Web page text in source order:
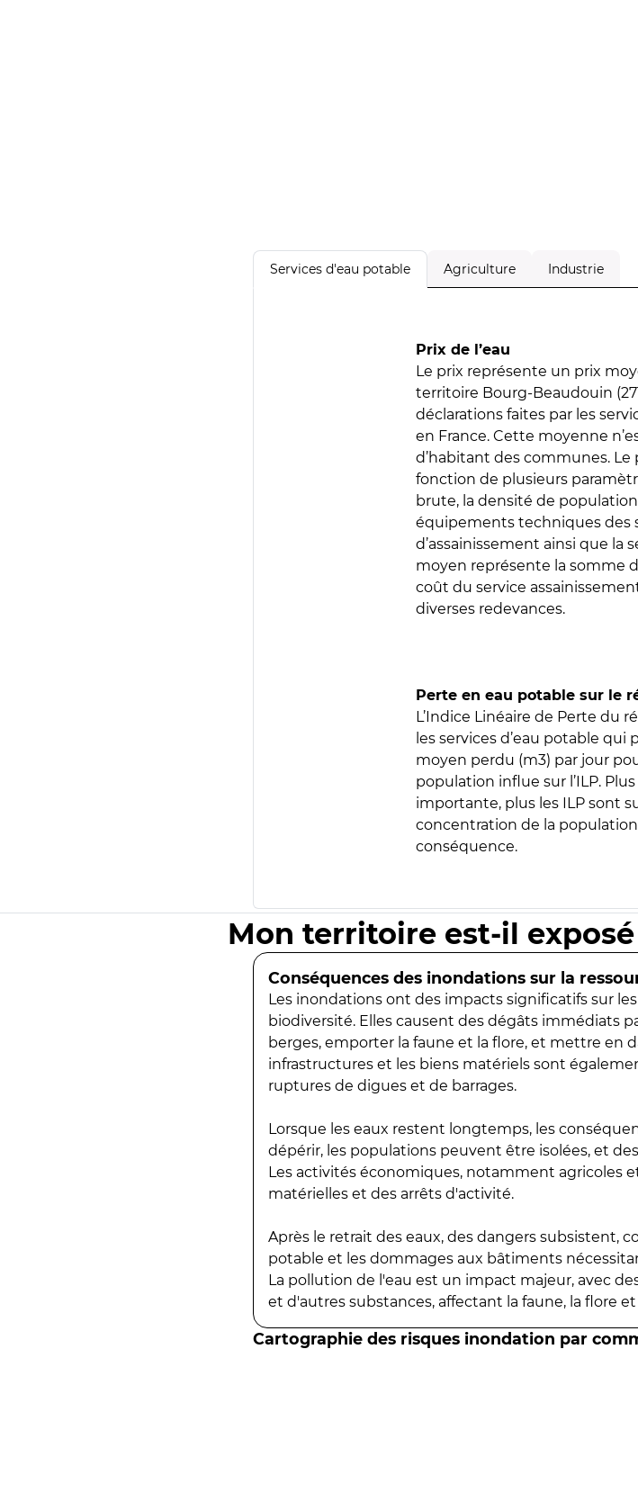
Services d'eau potable Agriculture Industrie
Prix de l’eau
Le prix représente un prix
territoire Bourg-Beaudouin
déclarations faites par les
en France. Cette moyenne
d’habitant des communes. Le
fonction de plusieurs
brute, la densité de
équipements techniques des
d’assainissement ainsi que la
moyen représente la somme
coût du service
diverses redevances.
Perte en eau potable sur le
L’Indice Linéaire de Perte du
les services d’eau potable qui
moyen perdu (m3) par jour
population influe sur l’ILP.
importante, plus les ILP sont
concentration de la
conséquence.
Mon territoire est-il
Conséquences des inondations sur la
Les inondations ont des impacts significatifs sur
biodiversité. Elles causent des dégâts immédiats
berges, emporter la faune et la flore, et mettre en
infrastructures et les biens matériels sont
ruptures de digues et de barrages.
Lorsque les eaux restent longtemps, les
dépérir, les populations peuvent être isolées, et
Les activités économiques, notamment agricoles
matérielles et des arrêts d'activité.
Après le retrait des eaux, des dangers subsistent,
potable et les dommages aux bâtiments
La pollution de l'eau est un impact majeur, avec
et d'autres substances, affectant la faune, la flore et
Cartographie des risques inondation par